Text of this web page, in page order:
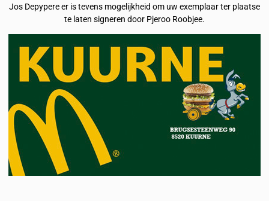
Jos Depypere er is tevens mogelijkheid om uw exemplaar ter plaatse
te laten signeren door Pjeroo Roobjee.